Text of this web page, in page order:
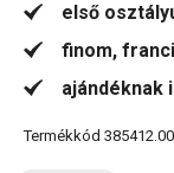
első
finom,
ajándéknak
Termékkód 385412.00